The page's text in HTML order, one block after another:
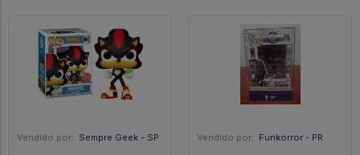
Vendido por: Sempre Geek - SP Vendido por: Funkorror - PR